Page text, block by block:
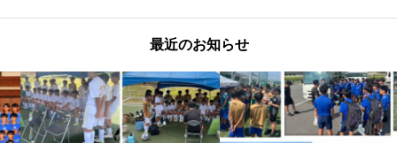
最近のお知らせ